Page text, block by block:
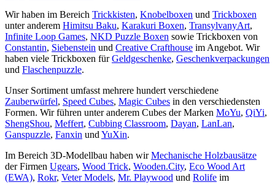
Wir haben im Bereich Trickkisten, Knobelboxen und Trickboxen
unter anderem Himitsu Baku, Karakuri Boxen, TransylvanyArt,
Infinite Loop Games, NKD Puzzle Boxen sowie Trickboxen von
Constantin, Siebenstein und Creative Crafthouse im Angebot. Wir
haben viele Trickboxen fürGeldgeschenke, Geschenkverpackungen
und Flaschenpuzzle.
Unser Sortiment umfasst mehrere hundert verschiedene
Zauberwürfel, Speed Cubes, Magic Cubes in den verschiedensten
Formen. Wir führen unter anderem Cubes der Marken MoYu, QiYi,
ShengShou, Meffert, Cubbing Classroom, Dayan, LanLan,
Ganspuzzle, Fanxin und YuXin.
Im Bereich 3D-Modellbau haben wirMechanische Holzbausätze
der Firmen Ugears, Wood Trick, Wooden.City, Eco Wood Art
(EWA), Rokr, Veter Models, Mr. Playwood und Rolife im